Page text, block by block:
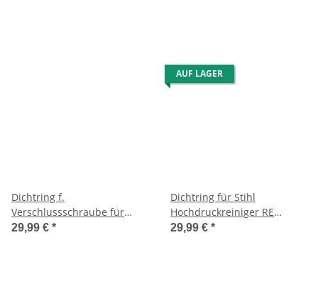
Dichtring f.
Verschlussschraube für
Stihl Hochdruckreiniger RE
29,99 € *
AUF LAGER
Dichtring für Stihl
Hochdruckreiniger RE
118/128
29,99 € *